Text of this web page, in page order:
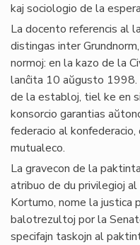
kaj sociologio de la
La docento referencis al
distingas inter
normoj: en la kazo de la
lanĉita 10 aŭgusto
de la establoj, tiel ke en
konsorcio garantias
federacio al
mutualeco.
La gravecon de la
atribuo de du privilegioj
Kortumo, nome la justica
balotrezultoj por la
specifajn taskojn al